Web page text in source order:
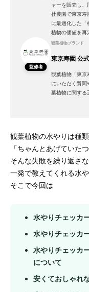
ャーを販売し
社農園で東京寿
に最適化した
植物の価値を再
監修者
観葉植物ブランド
東京寿園 公
観葉植物「東京
にいただく質
葉植物に関する
観葉植物の水やりは種
「ちゃんとあげていた
そんな失敗を繰り返さ
一発で教えてくれる水
そこで今回は
水やりチェッカ
水やりチェッカ
水やりチェッカ
について
安くておしゃれ